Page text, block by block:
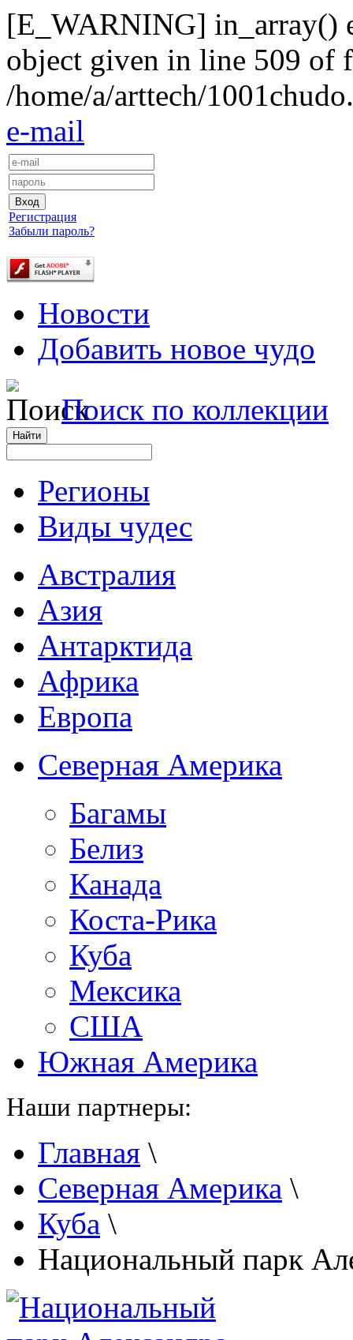
[E_WARNING] in_array()
object given in line 509 of
/home/a/arttech/
e-mail
Регистрация
Забыли пароль?
Новости
Добавить новое чудо
Поиск по коллекции
Регионы
Виды чудес
Австралия
Азия
Антарктида
Африка
Европа
Северная Америка
Багамы
Белиз
Канада
Коста-Рика
Куба
Мексика
США
Южная Америка
Наши партнеры:
Главная \
Северная Америка \
Куба \
Национальный парк